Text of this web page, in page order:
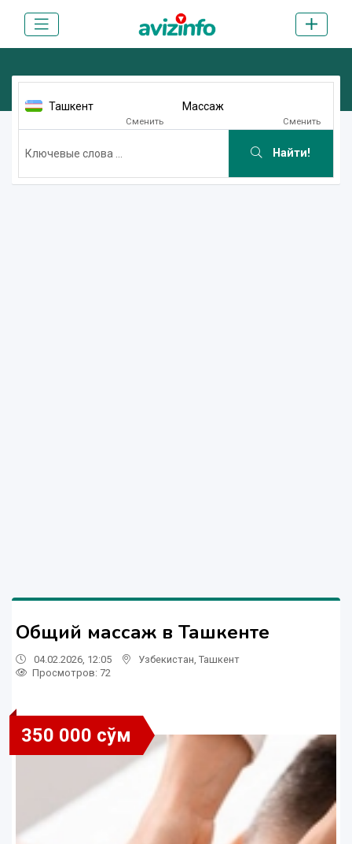
Ташкент
Сменить
Массаж
Сменить
Найти!
Общий массаж в Ташкенте
04.02.2026, 12:05 Узбекистан Ташкент
Просмотров: 72
350 000 сўм